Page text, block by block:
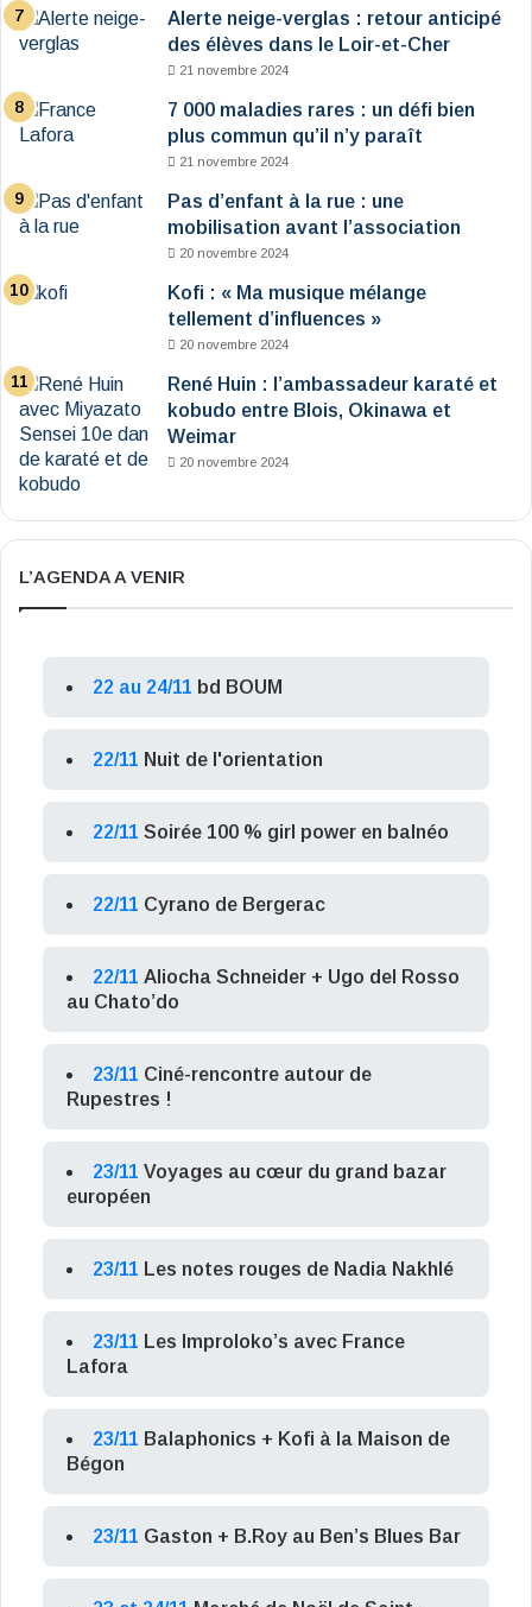
Alerte neige-verglas : retour anticipé
des élèves dans le Loir-et-Cher
21 novembre 2024
7 000 maladies rares : un défi bien
plus commun qu’il n’y paraît
21 novembre 2024
Pas d’enfant à la rue : une
mobilisation avant l’association
20 novembre 2024
Kofi : « Ma musique mélange
tellement d’influences »
20 novembre 2024
René Huin : l’ambassadeur karaté et
kobudo entre Blois, Okinawa et
Weimar
20 novembre 2024
L’AGENDA A VENIR
22 au 24/11 bd BOUM
22/11 Nuit de l'orientation
22/11 Soirée 100 % girl power en balnéo
22/11 Cyrano de Bergerac
22/11 Aliocha Schneider + Ugo del Rosso
au Chato’do
23/11 Ciné-rencontre autour de
Rupestres !
23/11 Voyages au cœur du grand bazar
européen
23/11 Les notes rouges de Nadia Nakhlé
23/11 Les Improloko’s avec France
Lafora
23/11 Balaphonics + Kofi à la Maison de
Bégon
23/11 Gaston + B.Roy au Ben’s Blues Bar